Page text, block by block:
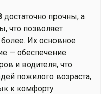
достаточно прочны, а
что позволяет
Их основное
— обеспечение
и водителя, что
пожилого возраста,
к комфорту.